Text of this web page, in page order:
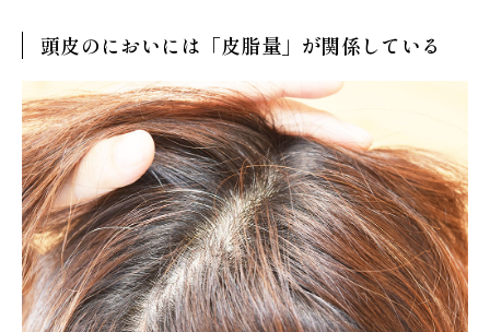
頭皮のにおいには「皮脂量」が関係している